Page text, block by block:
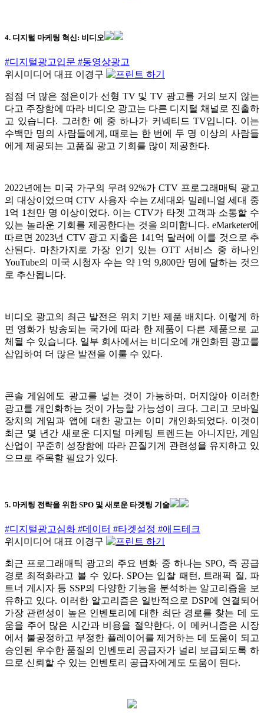
4. 디지털 마케팅 혁신: 비디오
#디지털광고입문 #동영상광고
위시미디어 대표 이경구
점점 더 많은 젊은이가 선형 TV 및 TV 광고를 거의 보지 않는
다고 주장함에 따라 비디오 광고는 다른 디지털 채널로 진출하
고 있습니다. 그러한 예 중 하나가 커넥티드 TV입니다. 이는
수백만 명의 사람들에게, 때로는 한 번에 두 명 이상의 사람들
에게 제공되는 고품질 광고 기회를 많이 제공한다.
2022년에는 미국 가구의 무려 92%가 CTV 프로그래매틱 광고
의 대상이었으며 CTV 사용자 수는 Z세대와 밀레니얼 세대 중
1억 1천만 명 이상이었다. 이는 CTV가 타겟 고객과 소통할 수
있는 놀라운 기회를 제공한다는 것을 의미합니다. eMarketer에
따르면 2023년 CTV 광고 지출은 141억 달러에 이를 것으로 추
산된다. 마찬가지로 가장 인기 있는 OTT 서비스 중 하나인
YouTube의 미국 시청자 수는 약 1억 9,800만 명에 달하는 것으
로 추산됩니다.
비디오 광고의 최근 발전은 위치 기반 제품 배치다. 이렇게 하
면 영화가 방송되는 국가에 따라 한 제품이 다른 제품으로 교
체될 수 있습니다. 일부 회사에서는 비디오에 개인화된 광고를
삽입하여 더 많은 발전을 이룰 수 있다.
콘솔 게임에도 광고를 넣는 것이 가능하며, 머지않아 이러한
광고를 개인화하는 것이 가능할 가능성이 크다. 그리고 모바일
장치의 게임과 앱에 대한 광고는 이미 개인화되었다. 이것이
최근 몇 년간 새로운 디지털 마케팅 트렌드는 아니지만, 게임
산업이 꾸준히 성장함에 따라 끈질기게 관련성을 유지하고 있
으므로 주목할 필요가 있다.
5. 마케팅 전략을 위한 SPO 및 새로운 타겟팅 기술
#디지털광고심화 #데이터 #타겟설정 #애드테크
위시미디어 대표 이경구
최근 프로그래매틱 광고의 주요 변화 중 하나는 SPO, 즉 공급
경로 최적화라고 볼 수 있다. SPO는 입찰 패턴, 트래픽 질, 파
트너 게시자 등 SSP의 다양한 기능을 분석하는 알고리즘을 보
유하고 있다. 이러한 알고리즘은 일반적으로 DSP에 연결되어
가장 관련성이 높은 인벤토리에 대한 최단 경로를 찾는 데 도
움을 주어 많은 시간과 비용을 절약한다. 이 메커니즘은 시장
에서 불공정하고 부정한 플레이어를 제거하는 데 도움이 되고
승인된 우수한 품질의 인벤토리 공급자가 널리 보급되도록 하
므로 신뢰할 수 있는 인벤토리 공급자에게도 도움이 된다.